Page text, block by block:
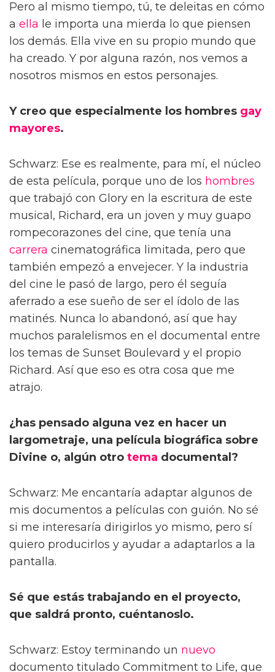
Pero al mismo tiempo, tú, te deleitas en cómo
a ella le importa una mierda lo que piensen
los demás. Ella vive en su propio mundo que
ha creado. Y por alguna razón, nos vemos a
nosotros mismos en estos personajes.
Y creo que especialmente los hombres gay
mayores.
Schwarz: Ese es realmente, para mí, el núcleo
de esta película, porque uno de los hombres
que trabajó con Glory en la escritura de este
musical, Richard, era un joven y muy guapo
rompecorazones del cine, que tenía una
carrera cinematográfica limitada, pero que
también empezó a envejecer. Y la industria
del cine le pasó de largo, pero él seguía
aferrado a ese sueño de ser el ídolo de las
matinés. Nunca lo abandonó, así que hay
muchos paralelismos en el documental entre
los temas de Sunset Boulevard y el propio
Richard. Así que eso es otra cosa que me
atrajo.
¿has pensado alguna vez en hacer un
largometraje, una película biográfica sobre
Divine o, algún otro tema documental?
Schwarz: Me encantaría adaptar algunos de
mis documentos a películas con guión. No sé
si me interesaría dirigirlos yo mismo, pero sí
quiero producirlos y ayudar a adaptarlos a la
pantalla.
Sé que estás trabajando en el proyecto,
que saldrá pronto, cuéntanoslo.
Schwarz: Estoy terminando un nuevo
documento titulado Commitment to Life, que